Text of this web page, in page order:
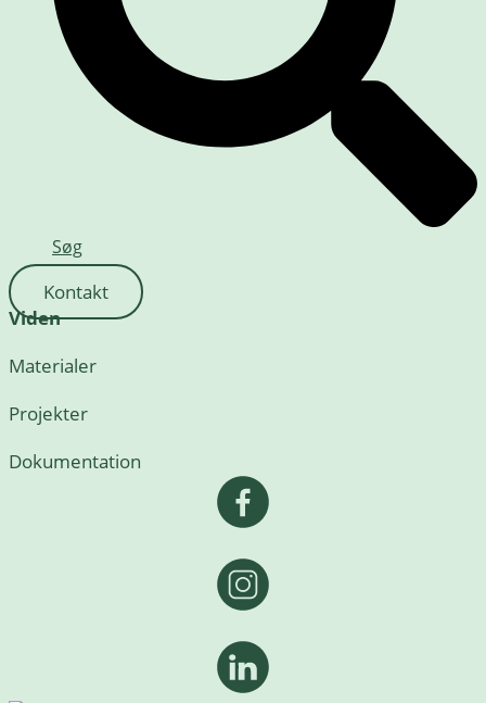
Søg
Kontakt
Viden
Materialer
Projekter
Dokumentation